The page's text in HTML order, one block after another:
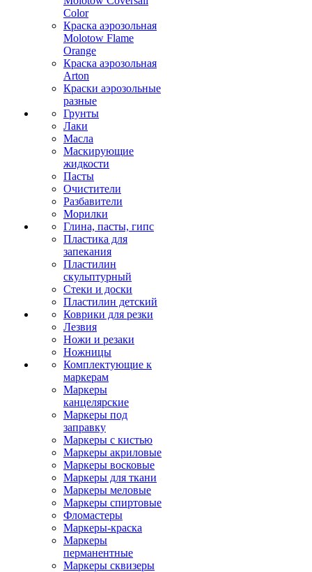
Color
Краска аэрозольная
Molotow Flame
Orange
Краска аэрозольная
Arton
Краски аэрозольные
разные
Грунты
Лаки
Масла
Маскирующие
жидкости
Пасты
Очистители
Разбавители
Морилки
Глина, пасты, гипс
Пластика для
запекания
Пластилин
скульптурный
Стеки и доски
Пластилин детский
Коврики для резки
Лезвия
Ножи и резаки
Ножницы
Комплектующие к
маркерам
Маркеры
канцелярские
Маркеры под
заправку
Маркеры с кистью
Маркеры акриловые
Маркеры восковые
Маркеры для ткани
Маркеры меловые
Маркеры спиртовые
Фломастеры
Маркеры-краска
Маркеры
перманентные
Маркеры сквизеры